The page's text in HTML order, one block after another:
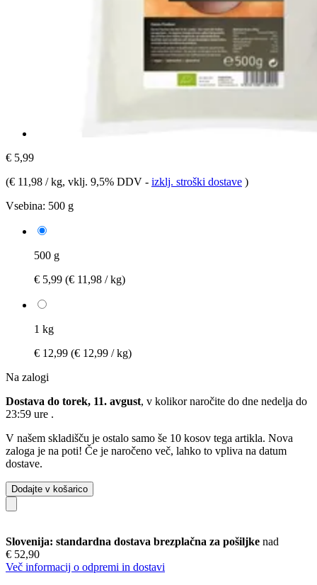
€ 5,99
(€ 11,98 / kg, vklj. 9,5% DDV - izklj. stroški dostave )
Vsebina: 500 g
500 g
€ 5,99 (€ 11,98 / kg)
1 kg
€ 12,99 (€ 12,99 / kg)
Na zalogi
Dostava do torek, 11. avgust, v kolikor naročite do dne nedelja do
23:59 ure .
V našem skladišču je ostalo samo še 10 kosov tega artikla. Nova
zaloga je na poti! Če je naročeno več, lahko to vpliva na datum
dostave.
Dodajte v košarico
Slovenija: standardna dostava brezplačna za pošiljke nad
€ 52,90
Več informacij o odpremi in dostavi